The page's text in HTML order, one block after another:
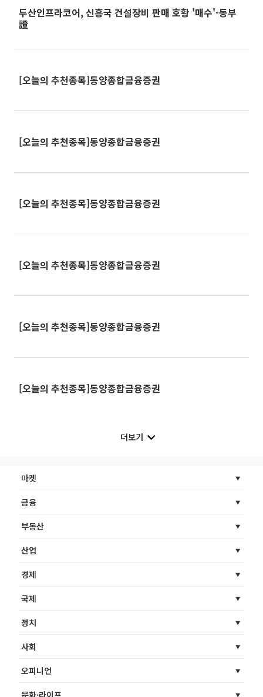
두산인프라코어, 신흥국 건설장비 판매 호황 '매수'-동부
證
[오늘의 추천종목]동양종합금융증권
[오늘의 추천종목]동양종합금융증권
[오늘의 추천종목]동양종합금융증권
[오늘의 추천종목]동양종합금융증권
[오늘의 추천종목]동양종합금융증권
[오늘의 추천종목]동양종합금융증권
더보기
마켓
금융
부동산
산업
경제
국제
정치
사회
오피니언
문화·라이프